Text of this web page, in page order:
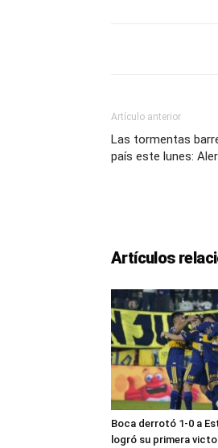
Artículo anterior
Las tormentas
país este lunes:
Artículos
Boca derrotó 1-0 a
logró su primera